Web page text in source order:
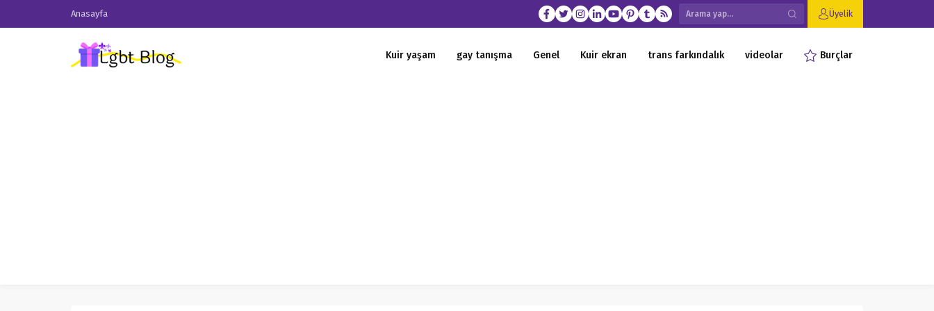
Anasayfa Üyelik
Kuir yaşam gay tanışma Genel Kuir ekran trans farkındalık videolar Burçlar